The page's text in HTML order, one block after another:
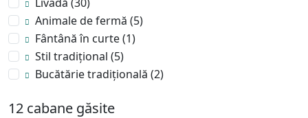
Animale de fermă (5)
Fântână în curte(1)
Stil tradițional (5)
Bucătărie tradițională (2)
12 cabane găsite